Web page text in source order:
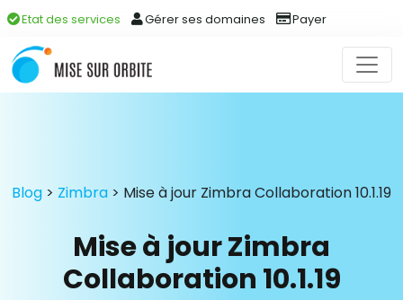
Etat des services Gérer ses domaines Payer
Blog > Zimbra > Mise à jour Zimbra Collaboration 10.1.19
Mise à jour Zimbra
Collaboration 10.1.19